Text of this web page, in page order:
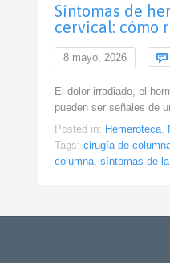
Síntomas de
cervical: cómo
8 mayo, 2026 
El dolor irradiado, el
pueden ser señales de
Posted in: Hemeroteca,
Tags: cirugía de
columna, síntomas de